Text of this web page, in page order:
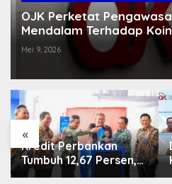
OJK Perketat
Mendalam Terhadap
Mei 9, 2026
«
Di Tengah
Ketidakpastian Global,
OJK Pastikan